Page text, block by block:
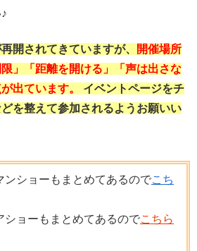
開されてきていますが、
開催場所
」「距離を開ける」「声は出さな
出ています。 イベントページをチ
を整えて参加されるようお願いい
ンショーもまとめてあるのでこち
ショーもまとめてあるのでこちら